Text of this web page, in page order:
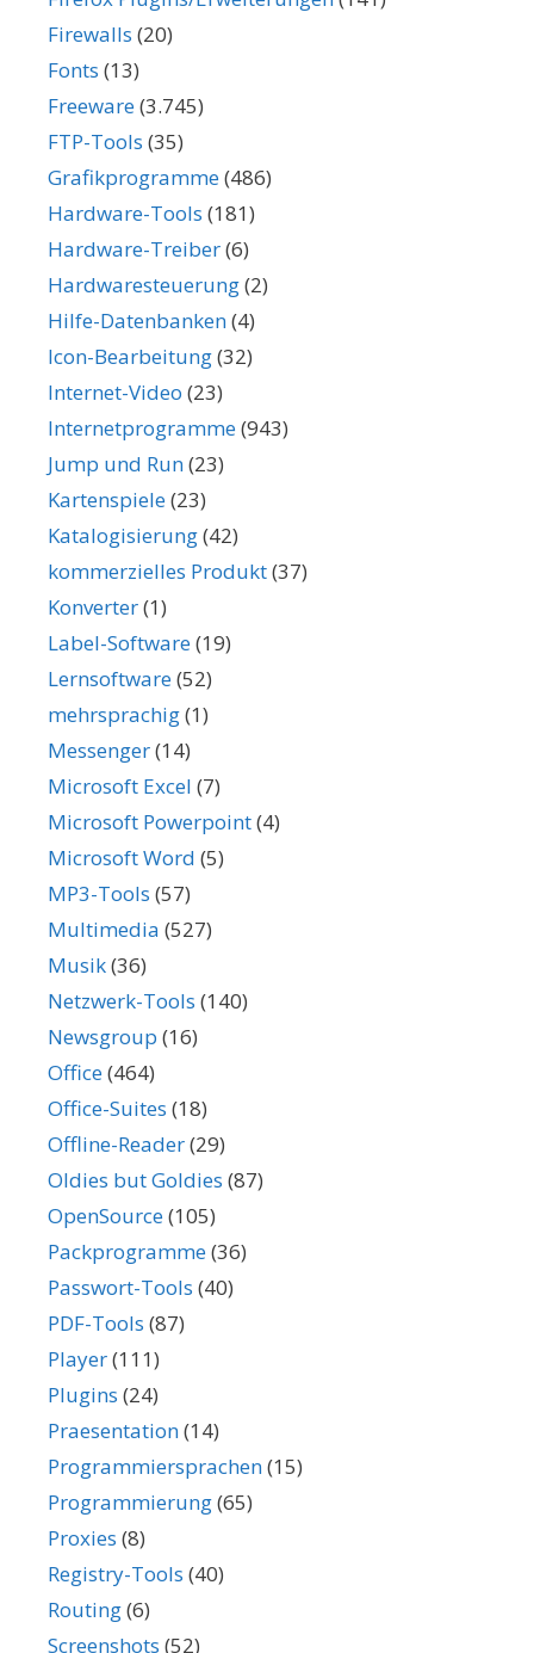
Firewalls (20)
Fonts (13)
Freeware(3.745)
FTP-Tools (35)
Grafikprogramme(486)
Hardware-Tools (181)
Hardware-Treiber(6)
Hardwaresteuerung(2)
Hilfe-Datenbanken(4)
Icon-Bearbeitung(32)
Internet-Video (23)
Internetprogramme(943)
Jump und Run(23)
Kartenspiele(23)
Katalogisierung(42)
kommerzielles Produkt(37)
Konverter(1)
Label-Software(19)
Lernsoftware(52)
mehrsprachig(1)
Messenger(14)
Microsoft Excel (7)
Microsoft Powerpoint(4)
Microsoft Word (5)
MP3-Tools (57)
Multimedia (527)
Musik(36)
Netzwerk-Tools (140)
Newsgroup (16)
Office(464)
Office-Suites (18)
Offline-Reader(29)
Oldies but Goldies (87)
OpenSource(105)
Packprogramme(36)
Passwort-Tools (40)
PDF-Tools (87)
Player(111)
Plugins (24)
Praesentation(14)
Programmiersprachen(15)
Programmierung(65)
Proxies (8)
Registry-Tools (40)
Routing(6)
Screenshots (52)